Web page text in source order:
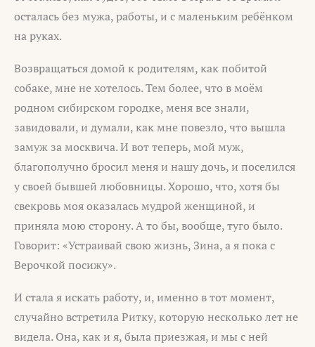
осталась без мужа, работы, и с маленьким ребёнком
на руках.
Возвращаться домой к родителям, как побитой
собаке, мне не хотелось. Тем более, что в моём
родном сибирском городке, меня все знали,
завидовали, и думали, как мне повезло, что вышла
замуж за москвича. И вот теперь, мой муж,
благополучно бросил меня и нашу дочь, и поселился
у своей бывшей любовницы. Хорошо, что, хотя бы
свекровь моя оказалась мудрой женщиной, и
приняла мою сторону. А то бы, вообще, туго было.
Говорит: «Устраивай свою жизнь, Зина, а я пока с
Верочкой посижу».
И стала я искать работу, и, именно в тот момент,
случайно встретила Ритку, которую несколько лет не
видела. Она, как и я, была приезжая, и мы с ней